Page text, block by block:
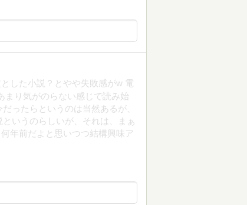
した小説？とやや失敗感がw 電
まり気がのらない感じで読み始
ったらというのは当然あるが、
いうのらしいが、それは、まぁ
年前だよと思いつつ結構興味ア